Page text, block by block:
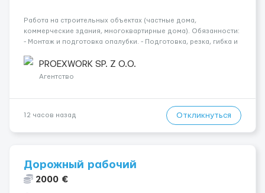
Работа на строительных объектах (частные дома,
коммерческие здания, многоквартирные дома). Обязанности:
- Монтаж и подготовка опалубки. - Подготовка, резка, гибка и
Связка арматурных стержней. - Заливка бетона. - Демонтаж
опалубки после за...
PROEXWORK SP. Z O.O.
Агентство
12 часов назад Откликнуться
Дорожный рабочий
2000 €